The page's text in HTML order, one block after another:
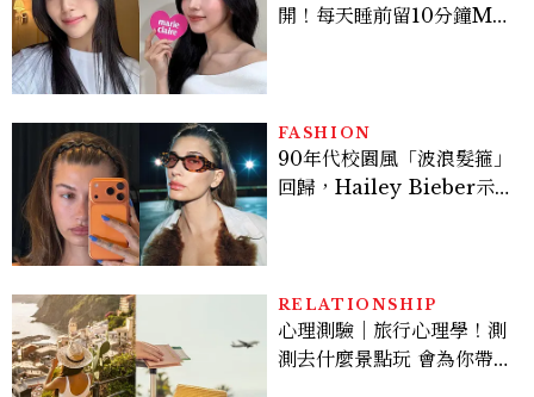
開！每天睡前留10分鐘ME
FASHION
90年代校園風「波浪髮箍」
回歸，Hailey Bieber示
RELATIONSHIP
心理測驗｜旅行心理學！測
測去什麼景點玩 會為你帶來